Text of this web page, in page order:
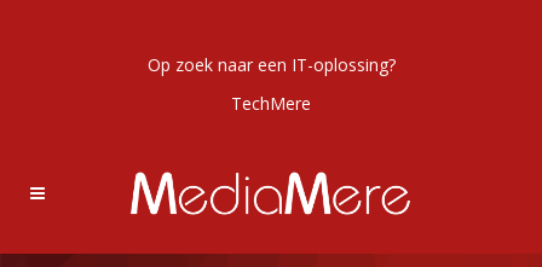
Op zoek naar een IT-oplossing?
TechMere